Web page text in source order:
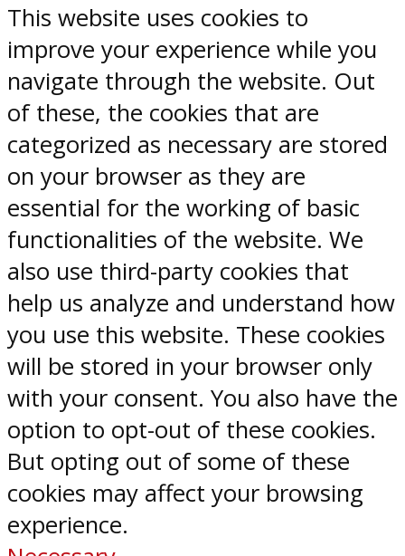
This website uses cookies to
improve your experience while you
navigate through the website. Out
of these, the cookies that are
categorized as necessary are stored
on your browser as they are
essential for the working of basic
functionalities of the website. We
also use third-party cookies that
help us analyze and understand how
you use this website. These cookies
will be stored in your browser only
with your consent. You also have the
option to opt-out of these cookies.
But opting out of some of these
cookies may affect your browsing
experience.